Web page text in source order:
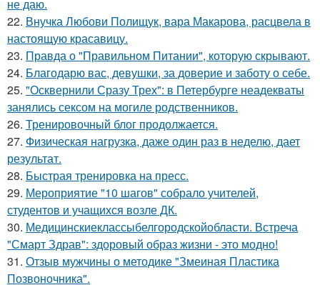
не даю.
22. Внучка Любови Полищук, вара Макарова, расцвела в
настоящую красавицу.
23. Правда о "Правильном Питании", которую скрывают.
24. Благодарю вас, девушки, за доверие и заботу о себе.
25. "Осквернили Сразу Трех": в Петербурге неадекваты
занялись сексом на могиле родственников.
26. Тренировочный блог продолжается.
27. Физическая нагрузка, даже один раз в неделю, дает
результат.
28. Быстрая тренировка на пресс.
29. Мероприятие "10 шагов" собрало учителей,
студентов и учащихся возле ДК.
30. Медицинскиеклассыбелгородскойобласти. Встреча
"Смарт Здрав": здоровый образ жизни - это модно!
31. Отзыв мужчины о методике "Змеиная Пластика
Позвоночника".